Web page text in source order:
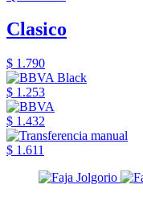
Clasico
$ 1.790
$ 1.253
$ 1.432
$ 1.611